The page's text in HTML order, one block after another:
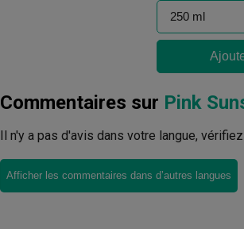
Commentaires sur Pink
Il n'y a pas d'avis dans votre langue,
Afficher les commentaires dans d’autres langues